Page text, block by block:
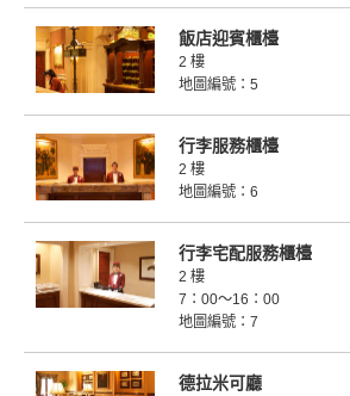
飯店迎賓櫃檯
2 樓
地圖編號：5
行李服務櫃檯
2 樓
地圖編號：6
行李宅配服務櫃檯
2 樓
7：00～16：00
地圖編號：7
德拉米可廳